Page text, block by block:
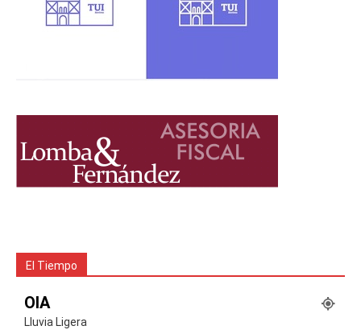
El Tiempo
OIA
Lluvia Ligera